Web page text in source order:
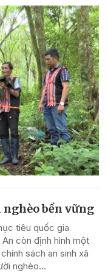
bền vững
tiêu quốc gia
còn định hình một
sách an sinh xã
nghèo...